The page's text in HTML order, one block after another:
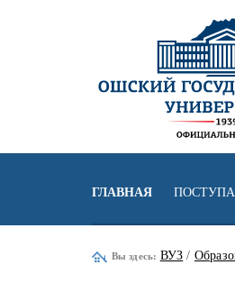
ГЛАВНАЯ
Вы здесь: ВУЗ /